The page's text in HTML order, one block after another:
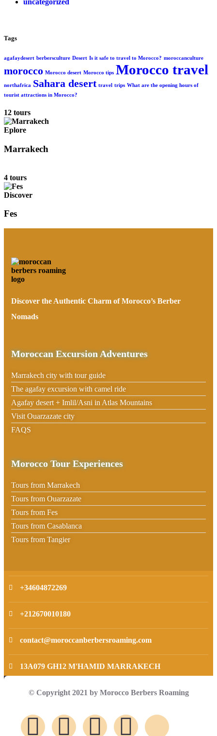
Tags
agafaydesert berbersculture Desert Is it safe to travel to Morocco? moroccanculture
morocco Morocco desert Morocco tips Morocco travel
northafrica Sahara desert travel trips What are the opening hours of
tourist attractions in Morocco?
12 tours
Eplore
Marrakech
4 tours
Discover
Fes
Discover the Authentic Charm of Morocco’s Berber
Nomads
Moroccan Excursion Adventures
Marrakech city with tour guide
The agafay excursion with camel ride
Agafay desert + Imlil/Asni in Atlas Mountains
Visit Ouarzazate city
FAQS
Morocco Tour Experiences
Tours from Marrakech
Tours from Ouarzazate
Tours from Fes
Tours from Casablanca
Tours from Tangier
+34604872269
+212670010180
contact@moroccanberbersroaming.com
13A079 GH12 M'HAMID MARRAKECH
© Copyright 2021 by Morocco Berbers Roaming